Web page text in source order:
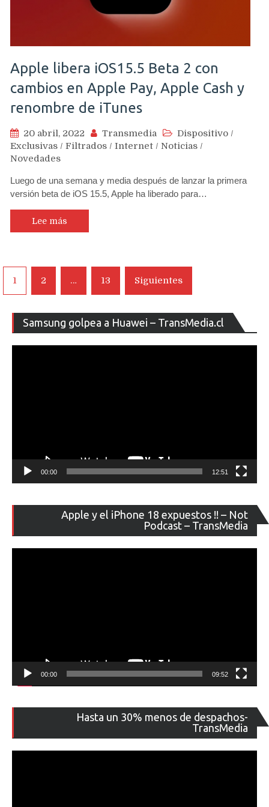
Apple libera iOS15.5 Beta 2 con
cambios en Apple Pay, Apple Cash y
renombre de iTunes
20 abril, 2022 Transmedia Dispositivo /
Exclusivas / Filtrados / Internet / Noticias /
Novedades
Luego de una semana y media después de lanzar la primera
versión beta de iOS 15.5, Apple ha liberado para…
Lee más
Navegación
de
entradas
1 2 … 13 Siguientes
Samsung golpea a Huawei – TransMedia.cl
de
00:00 12:51
Apple y el iPhone 18 expuestos !! – Not
Podcast – TransMedia
de
00:00 09:52
Hasta un 30% menos de despachos-
TransMedia
de